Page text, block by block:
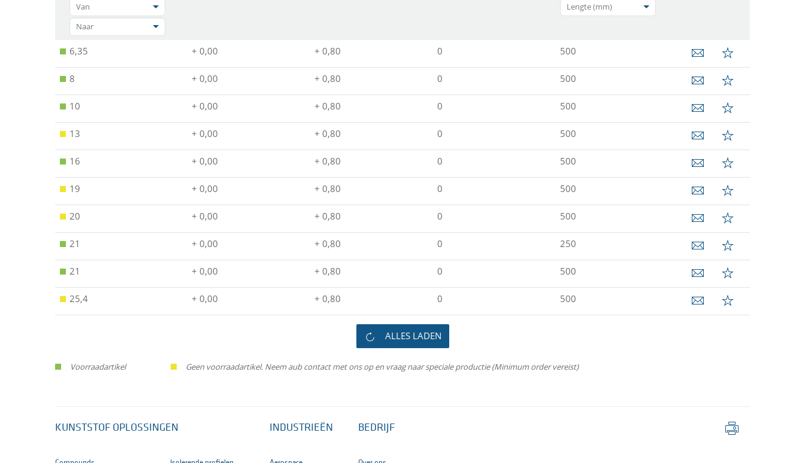
Van
Naar
Lengte (mm)
6,35 + 0,00 + 0,80 0 500
8 + 0,00 + 0,80 0 500
10 + 0,00 + 0,80 0 500
13 + 0,00 + 0,80 0 500
16 + 0,00 + 0,80 0 500
19 + 0,00 + 0,80 0 500
20 + 0,00 + 0,80 0 500
21 + 0,00 + 0,80 0 250
21 + 0,00 + 0,80 0 500
25,4 + 0,00 + 0,80 0 500
ALLES LADEN
Voorraadartikel Geen voorraadartikel. Neem aub contact met ons op en vraag naar speciale productie (Minimum order vereist)
KUNSTSTOF OPLOSSINGEN INDUSTRIEËN BEDRIJF